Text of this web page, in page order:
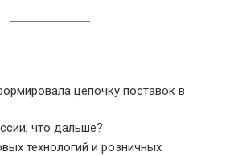
цепочку поставок в
что дальше?
технологий и розничных